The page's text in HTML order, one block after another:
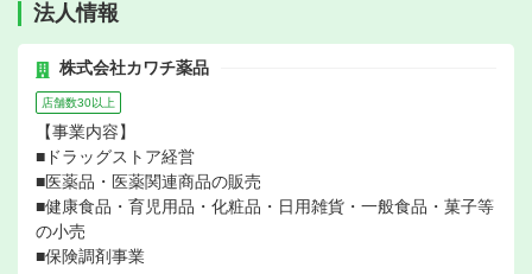
法人情報
株式会社カワチ薬品
店舗数30以上
【事業内容】
■ドラッグストア経営
■医薬品・医薬関連商品の販売
■健康食品・育児用品・化粧品・日用雑貨・一般食品・菓子等
の小売
■保険調剤事業